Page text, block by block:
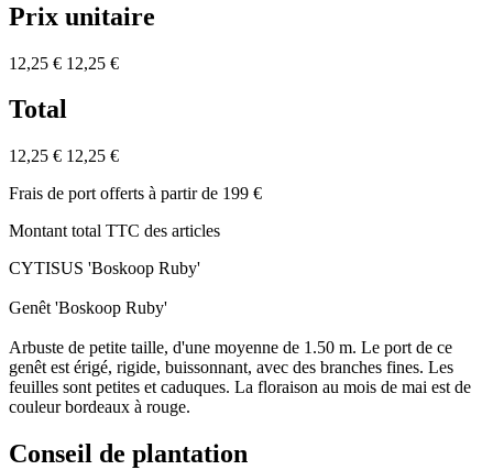
Prix unitaire
12,25 € 12,25 €
Total
12,25 € 12,25 €
Frais de port offerts à partir de 199 €
Montant total TTC des articles
CYTISUS 'Boskoop Ruby'
Genêt 'Boskoop Ruby'
Arbuste de petite taille, d'une moyenne de 1.50 m. Le port de ce
genêt est érigé, rigide, buissonnant, avec des branches fines. Les
feuilles sont petites et caduques. La floraison au mois de mai est de
couleur bordeaux à rouge.
Conseil de plantation